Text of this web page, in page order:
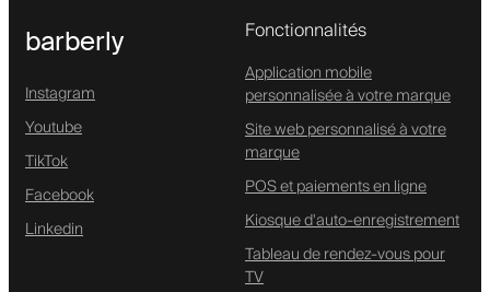
barberly
Instagram
Youtube
TikTok
Facebook
Linkedin
Fonctionnalités
Application mobile
personnalisée à votre marque
Site web personnalisé à votre
marque
POS et paiements en ligne
Kiosque d'auto-enregistrement
Tableau de rendez-vous pour
TV